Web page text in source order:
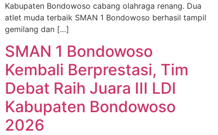
Kabupaten Bondowoso cabang olahraga renang. Dua
atlet muda terbaik SMAN 1 Bondowoso berhasil tampil
gemilang dan […]
SMAN 1 Bondowoso
Kembali Berprestasi, Tim
Debat Raih Juara III LDI
Kabupaten Bondowoso
2026